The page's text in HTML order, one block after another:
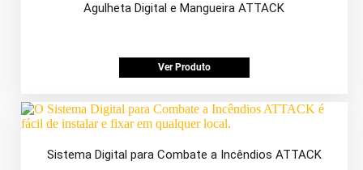
Agulheta Digital e Mangueira ATTACK
Ver Produto
Sistema Digital para Combate a Incêndios ATTACK